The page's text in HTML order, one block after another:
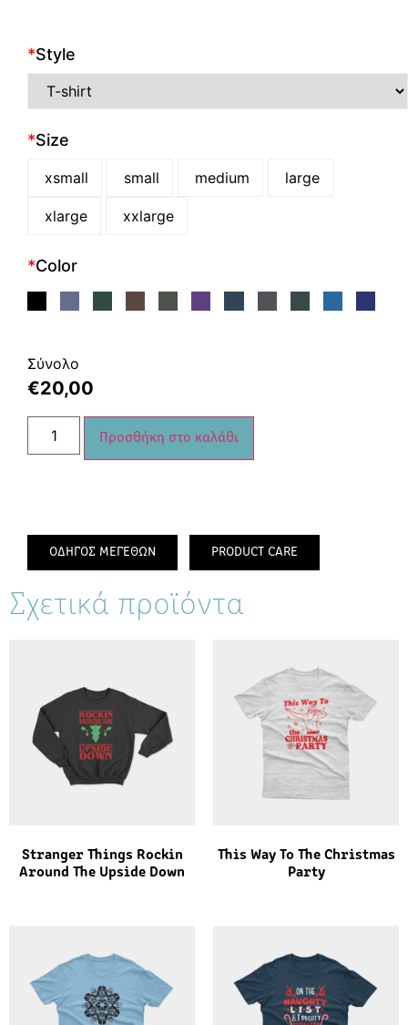
*Style
*Size
xsmall small medium large
xlarge xxlarge
*Color
Σύνολο
€20,00
Προσθήκη στο καλάθι
ΟΔΗΓΟΣ ΜΕΓΕΘΩΝ PRODUCT CARE
Σχετικά προϊόντα
Stranger Things Rockin
Around The Upside Down
This Way To The Christmas
Party